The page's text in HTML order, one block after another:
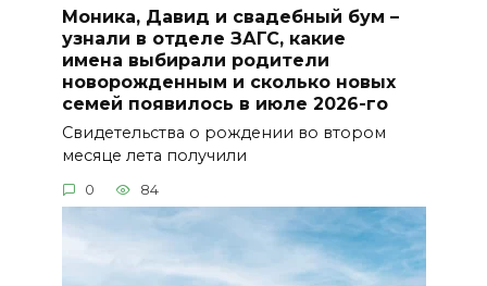
Моника, Давид и свадебный бум –
узнали в отделе ЗАГС, какие
имена выбирали родители
новорожденным и сколько новых
семей появилось в июле 2026-го
Свидетельства о рождении во втором
месяце лета получили
0 84